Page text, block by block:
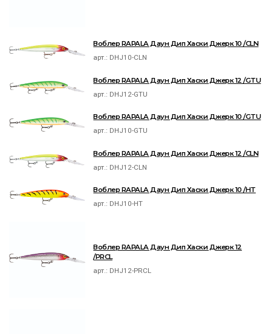
Воблер RAPALA Даун Дип Хаски Джерк 10 /CLN
арт.: DHJ10-CLN
Воблер RAPALA Даун Дип Хаски Джерк 12 /GTU
арт.: DHJ12-GTU
Воблер RAPALA Даун Дип Хаски Джерк 10 /GTU
арт.: DHJ10-GTU
Воблер RAPALA Даун Дип Хаски Джерк 12 /CLN
арт.: DHJ12-CLN
Воблер RAPALA Даун Дип Хаски Джерк 10 /HT
арт.: DHJ10-HT
Воблер RAPALA Даун Дип Хаски Джерк 12
/PRCL
арт.: DHJ12-PRCL